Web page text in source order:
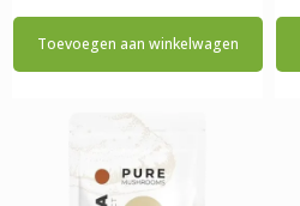
prijs prijs
Toevoegen aan winkelwagen